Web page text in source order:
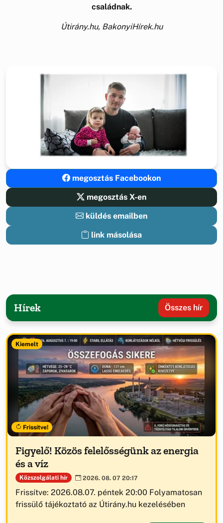
családnak.
Útirány.hu, BakonyiHírek.hu
megosztás Facebookon
megosztás X-en
küldés emailben
link másolása
Hírek Összes hír
Kiemelt
Frissítve!
Figyelő! Közös felelősségünk az energia
és a víz
Közszolgálati hír 2026. 08. 07 20:17
Frissítve: 2026.08.07. péntek 20:00 Folyamatosan
frissülő tájékoztató az Útirány.hu kezelésében